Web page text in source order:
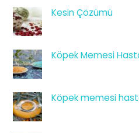
Kesin Çözümü
Köpek Memesi
Köpek memesi